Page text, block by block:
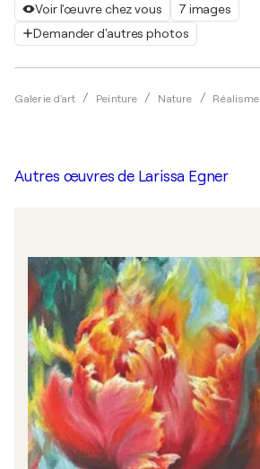
Voir l'œuvre chez vous
7 images
Demander d'autres photos
Galerie d'art Peinture Nature Réalisme
Autres œuvres de Larissa Egner